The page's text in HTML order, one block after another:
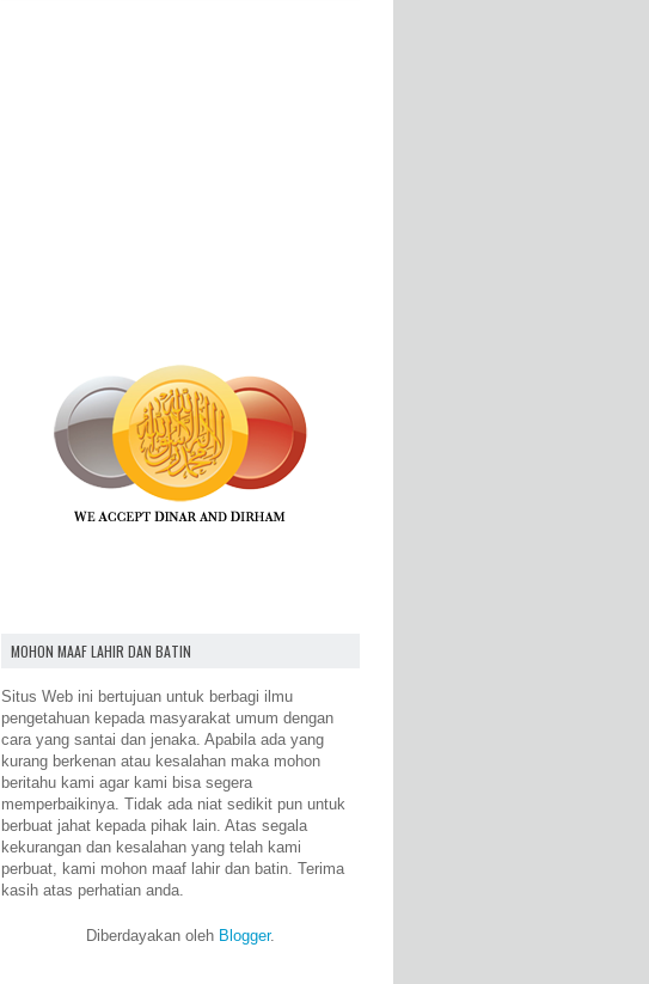
MOHON MAAF LAHIR DAN BATIN
Situs Web ini bertujuan untuk berbagi ilmu
pengetahuan kepada masyarakat umum dengan
cara yang santai dan jenaka. Apabila ada yang
kurang berkenan atau kesalahan maka mohon
beritahu kami agar kami bisa segera
memperbaikinya. Tidak ada niat sedikit pun untuk
berbuat jahat kepada pihak lain. Atas segala
kekurangan dan kesalahan yang telah kami
perbuat, kami mohon maaf lahir dan batin. Terima
kasih atas perhatian anda.
Diberdayakan oleh Blogger.